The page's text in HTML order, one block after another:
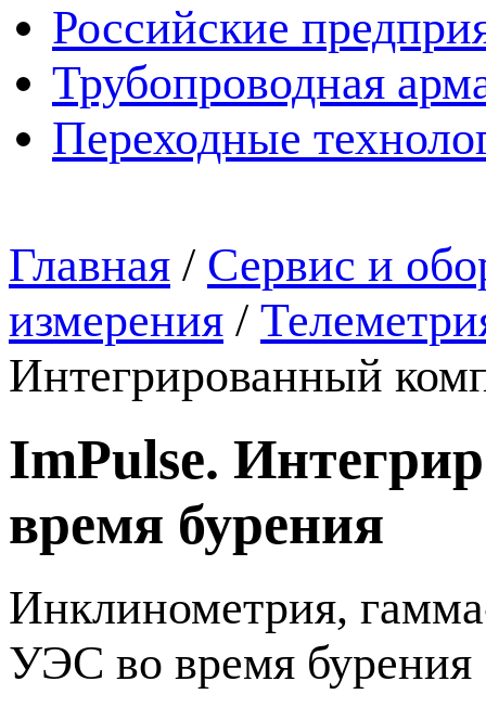
Российские
Трубопроводная
Переходные
Главная / Сервис и
измерения /
Интегрированный
ImPulse.
время бурения
Инклинометрия,
УЭС во время бурения